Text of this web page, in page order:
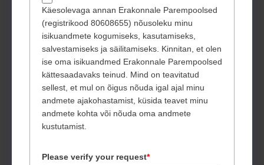
Käesolevaga annan Erakonnale Parempoolsed
(registrikood 80608655) nõusoleku minu
isikuandmete kogumiseks, kasutamiseks,
salvestamiseks ja säilitamiseks. Kinnitan, et olen
ise oma isikuandmed Erakonnale Parempoolsed
kättesaadavaks teinud. Mind on teavitatud
sellest, et mul on õigus nõuda igal ajal minu
andmete ajakohastamist, küsida teavet minu
andmete kohta või nõuda oma andmete
kustutamist.
Please verify your request*